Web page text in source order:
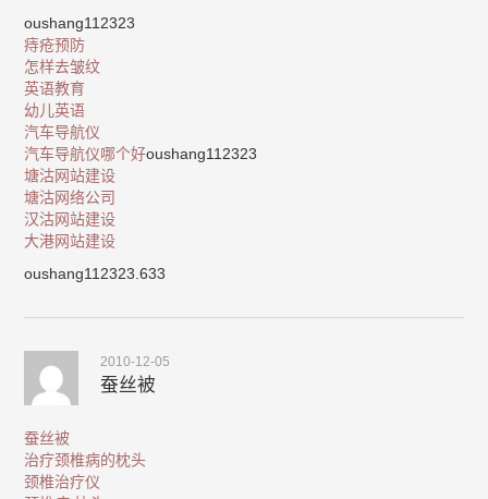
oushang112323
痔疮预防
怎样去皱纹
英语教育
幼儿英语
汽车导航仪
汽车导航仪哪个好oushang112323
塘沽网站建设
塘沽网络公司
汉沽网站建设
大港网站建设
oushang112323.633
2010-12-05
蚕丝被
蚕丝被
治疗颈椎病的枕头
颈椎治疗仪